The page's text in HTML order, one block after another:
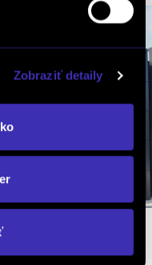
Zobraziť detaily